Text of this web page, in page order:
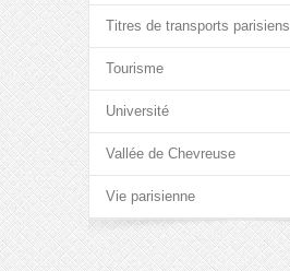
Titres de transports parisiens
Tourisme
Université
Vallée de Chevreuse
Vie parisienne